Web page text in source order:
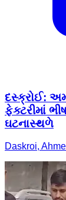
દસ્ક્રોઈ:
ફેક્ટરીમાં
ઘટનાસ્થળે
Daskroi,